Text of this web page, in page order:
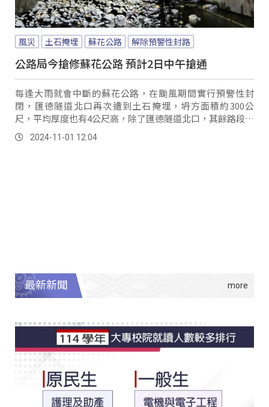
風災 土石掩埋 蘇花公路 解除預警性封路
公路局今搶修蘇花公路 預計2日中午搶通
每逢大雨就會中斷的蘇花公路，在颱風期間實行預警性封
閉，匯德隧道北口再次遭到土石掩埋，坍方面積約300公
尺，平均厚度也有4公尺高，除了匯德隧道北口，其餘路段預
定在稍早9點時已解除預警性封路，和仁到崇德間，公路局預
計明日(2)中午才能搶通。
2024-11-01 12:04
最新新聞